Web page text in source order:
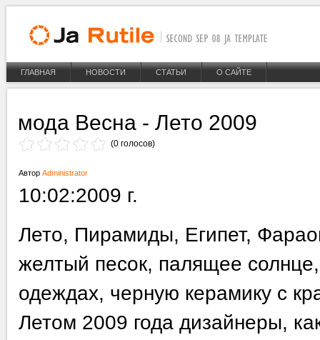
ГЛАВНАЯ НОВОСТИ СТАТЬИ О САЙТЕ
мода Весна - Лето 2009
(0 голосов)
Автор Administrator
10:02:2009 г.
Лето, Пирамиды, Египет,
желтый песок, палящее
одеждах, черную керамику с
Летом 2009 года дизайнеры,